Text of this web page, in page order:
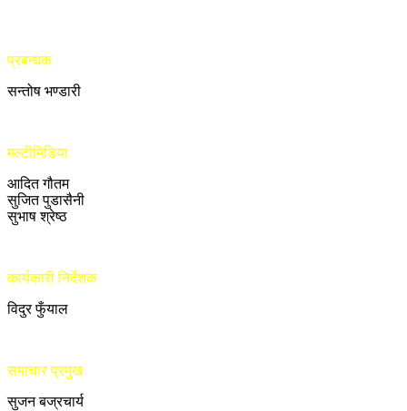
प्रबन्धक
सन्तोष भण्डारी
मल्टीमिडिया
आदित गौतम
सुजित पुडासैनी
सुभाष श्रेष्ठ
कार्यकारी निर्देशक
विदुर फुँयाल
समाचार प्रमुख
सुजन बज्रचार्य